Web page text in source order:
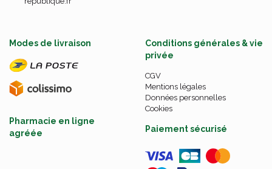
Modes de livraison
Pharmacie en ligne
agréée
Conditions générales & vie
privée
CGV
Mentions légales
Données personnelles
Cookies
Paiement sécurisé